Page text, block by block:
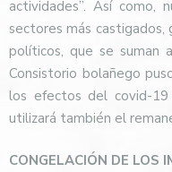
actividades”. Así como,
sectores más castigados,
políticos, que se suman
Consistorio bolañego
los efectos del covid-
utilizará también el
CONGELACIÓN DE LOS